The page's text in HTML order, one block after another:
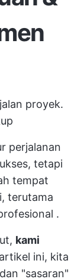
proyek.
perjalanan
tetapi
tempat
terutama
.
kami
ini, kita
"sasaran"